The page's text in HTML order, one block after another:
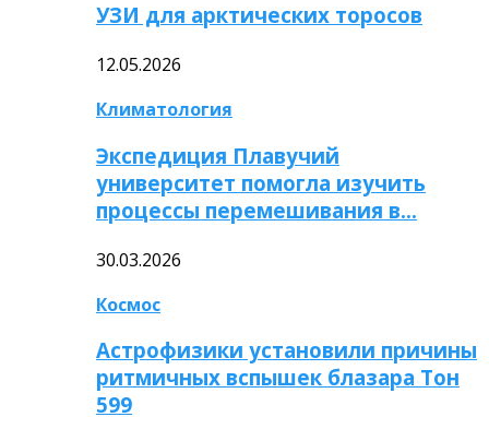
УЗИ для арктических торосов
12.05.2026
Климатология
Экспедиция Плавучий
университет помогла изучить
процессы перемешивания в…
30.03.2026
Космос
Астрофизики установили причины
ритмичных вспышек блазара Тон
599